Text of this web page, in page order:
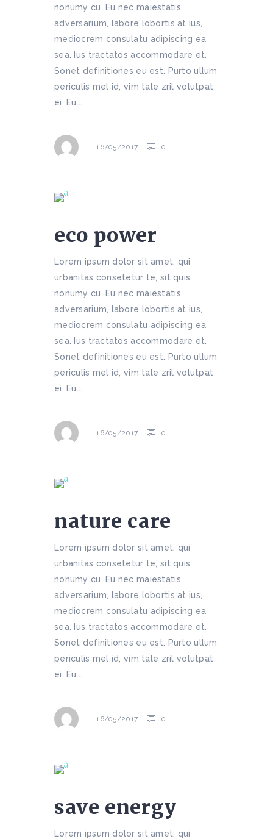
nonumy cu. Eu nec maiestatis
adversarium, labore lobortis at ius,
mediocrem consulatu adipiscing ea
sea. Ius tractatos accommodare et.
Sonet definitiones eu est. Purto ullum
periculis mel id, vim tale zril volutpat
ei. Eu...
16/05/2017 0
eco power
Lorem ipsum dolor sit amet, qui
urbanitas consetetur te, sit quis
nonumy cu. Eu nec maiestatis
adversarium, labore lobortis at ius,
mediocrem consulatu adipiscing ea
sea. Ius tractatos accommodare et.
Sonet definitiones eu est. Purto ullum
periculis mel id, vim tale zril volutpat
ei. Eu...
16/05/2017 0
nature care
Lorem ipsum dolor sit amet, qui
urbanitas consetetur te, sit quis
nonumy cu. Eu nec maiestatis
adversarium, labore lobortis at ius,
mediocrem consulatu adipiscing ea
sea. Ius tractatos accommodare et.
Sonet definitiones eu est. Purto ullum
periculis mel id, vim tale zril volutpat
ei. Eu...
16/05/2017 0
save energy
Lorem ipsum dolor sit amet, qui